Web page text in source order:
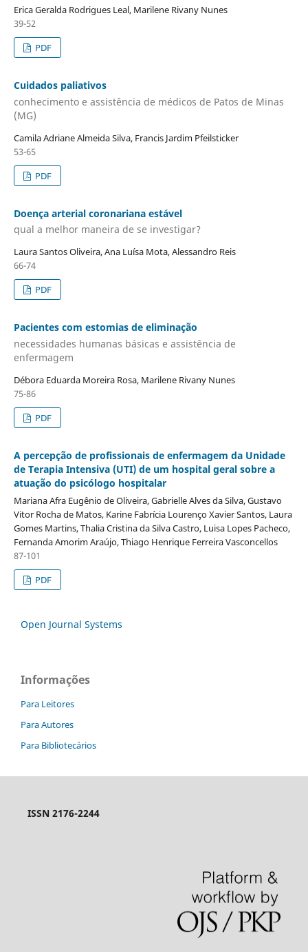
Erica Geralda Rodrigues Leal, Marilene Rivany Nunes
39-52
PDF
Cuidados paliativos
conhecimento e assistência de médicos de Patos de Minas
(MG)
Camila Adriane Almeida Silva, Francis Jardim Pfeilsticker
53-65
PDF
Doença arterial coronariana estável
qual a melhor maneira de se investigar?
Laura Santos Oliveira, Ana Luísa Mota, Alessandro Reis
66-74
PDF
Pacientes com estomias de eliminação
necessidades humanas básicas e assistência de
enfermagem
Débora Eduarda Moreira Rosa, Marilene Rivany Nunes
75-86
PDF
A percepção de profissionais de enfermagem da Unidade
de Terapia Intensiva (UTI) de um hospital geral sobre a
atuação do psicólogo hospitalar
Mariana Afra Eugênio de Oliveira, Gabrielle Alves da Silva, Gustavo
Vitor Rocha de Matos, Karine Fabrícia Lourenço Xavier Santos, Laura
Gomes Martins, Thalia Cristina da Silva Castro, Luisa Lopes Pacheco,
Fernanda Amorim Araújo, Thiago Henrique Ferreira Vasconcellos
87-101
PDF
Open Journal Systems
Informações
Para Leitores
Para Autores
Para Bibliotecários
ISSN 2176-2244